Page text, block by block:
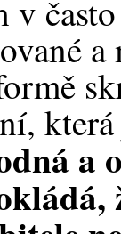
v
a
a